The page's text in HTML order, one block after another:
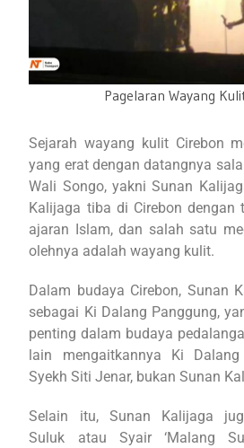
Pagelaran Wayang
Sejarah wayang kulit Cirebon
yang erat dengan datangnya
Wali Songo, yakni Sunan
Kalijaga tiba di Cirebon dengan
ajaran Islam, dan salah satu
olehnya adalah wayang kulit.
Dalam budaya Cirebon, Sunan
sebagai Ki Dalang Panggung,
penting dalam budaya
lain mengaitkannya Ki
Syekh Siti Jenar, bukan Sunan
Selain itu, Sunan Kalijaga
Suluk atau Syair ‘Malang